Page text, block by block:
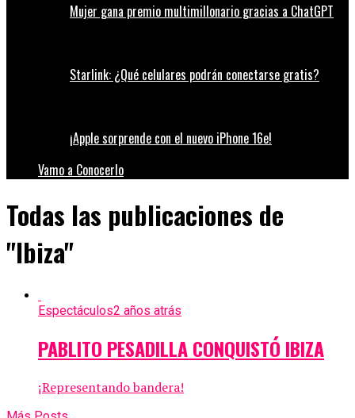
Mujer gana premio multimillonario gracias a ChatGPT
Starlink: ¿Qué celulares podrán conectarse gratis?
¡Apple sorprende con el nuevo iPhone 16e!
Vamo a Conocerlo
Todas las publicaciones de
"Ibiza"
Espectáculos2 años atrás
PABLITO PESADILLA CONQUISTÓ IBIZA
¡Representando bandera!